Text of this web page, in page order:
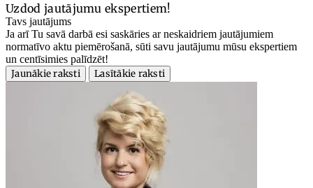
Uzdod jautājumu ekspertiem!
Tavs jautājums
Ja arī Tu savā darbā esi saskāries ar neskaidriem jautājumiem
normatīvo aktu piemērošanā, sūti savu jautājumu mūsu ekspertiem
un centīsimies palīdzēt!
Jaunākie raksti
Lasītākie raksti